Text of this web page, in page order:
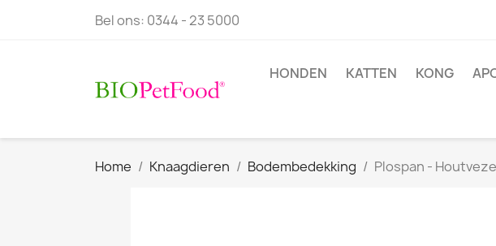
Bel ons: 0344 - 23 5000
HONDEN KATTEN KONG
Home Knaagdieren Bodembedekking Plospan -